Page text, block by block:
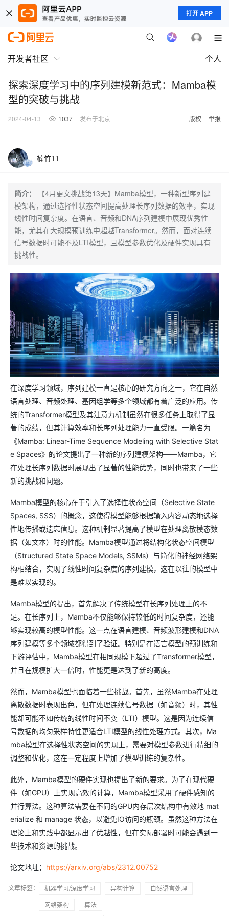
打开 APP
开发者社区 个人
探索深度学习中的序列建模新范式：Mamba模
型的突破与挑战
2024-04-13 1037 发布于北京 版权 举报
楠竹11
简介：
【4月更文挑战第13天】Mamba模型，一种新型序列建
模架构，通过选择性状态空间提高处理长序列数据的效率，实现
线性时间复杂度。在语言、音频和DNA序列建模中展现优秀性
能，尤其在大规模预训练中超越Transformer。然而，面对连续
信号数据时可能不及LTI模型，且模型参数优化及硬件实现具有
挑战性。
在深度学习领域，序列建模一直是核心的研究方向之一，它在自然
语言处理、音频处理、基因组学等多个领域都有着广泛的应用。传
统的Transformer模型及其注意力机制虽然在很多任务上取得了显
著的成绩，但其计算效率和长序列处理能力一直受限。一篇名为
《Mamba: Linear-Time Sequence Modeling with Selective Stat
e Spaces》的论文提出了一种新的序列建模架构——Mamba，它
在处理长序列数据时展现出了显著的性能优势，同时也带来了一些
新的挑战和问题。
Mamba模型的核心在于引入了选择性状态空间（Selective State
Spaces, SSS）的概念，这使得模型能够根据输入内容动态地选择
性地传播或遗忘信息。这种机制显著提高了模型在处理离散模态数
据（如文本）时的性能。Mamba模型通过将结构化状态空间模型
（Structured State Space Models, SSMs）与简化的神经网络架
构相结合，实现了线性时间复杂度的序列建模，这在以往的模型中
是难以实现的。
Mamba模型的提出，首先解决了传统模型在长序列处理上的不
足。在长序列上，Mamba不仅能够保持较低的时间复杂度，还能
够实现较高的模型性能。这一点在语言建模、音频波形建模和DNA
序列建模等多个领域都得到了验证。特别是在语言模型的预训练和
下游评估中，Mamba模型在相同规模下超过了Transformer模型，
并且在规模扩大一倍时，性能更是达到了新的高度。
然而，Mamba模型也面临着一些挑战。首先，虽然Mamba在处理
离散数据时表现出色，但在处理连续信号数据（如音频）时，其性
能却可能不如传统的线性时间不变（LTI）模型。这是因为连续信
号数据的均匀采样特性更适合LTI模型的线性处理方式。其次，Ma
mba模型在选择性状态空间的实现上，需要对模型参数进行精细的
调整和优化，这在一定程度上增加了模型训练的复杂性。
此外，Mamba模型的硬件实现也提出了新的要求。为了在现代硬
件（如GPU）上实现高效的计算，Mamba模型采用了硬件感知的
并行算法。这种算法需要在不同的GPU内存层次结构中有效地 mat
erialize 和 manage 状态，以避免IO访问的瓶颈。虽然这种方法在
理论上和实践中都显示出了优越性，但在实际部署时可能会遇到一
些技术和资源的挑战。
论文地址： https://arxiv.org/abs/2312.00752
文章标签： 机器学习/深度学习 异构计算
自然语言处理
网络架构
算法